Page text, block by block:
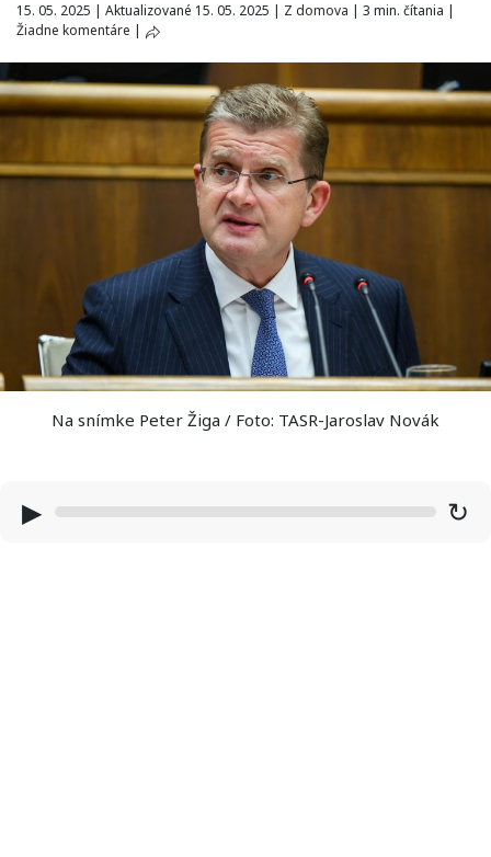
15. 05. 2025 | Aktualizované 15. 05. 2025 | Z domova | 3 min. čítania |
Žiadne komentáre |
Na snímke Peter Žiga / Foto: TASR-Jaroslav Novák
▶ ↻